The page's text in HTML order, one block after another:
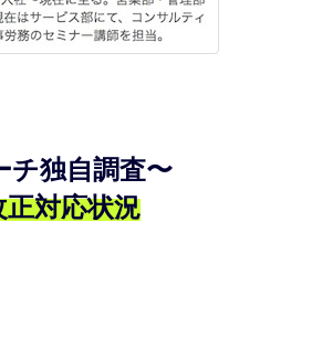
チ独自調査〜
対応状況